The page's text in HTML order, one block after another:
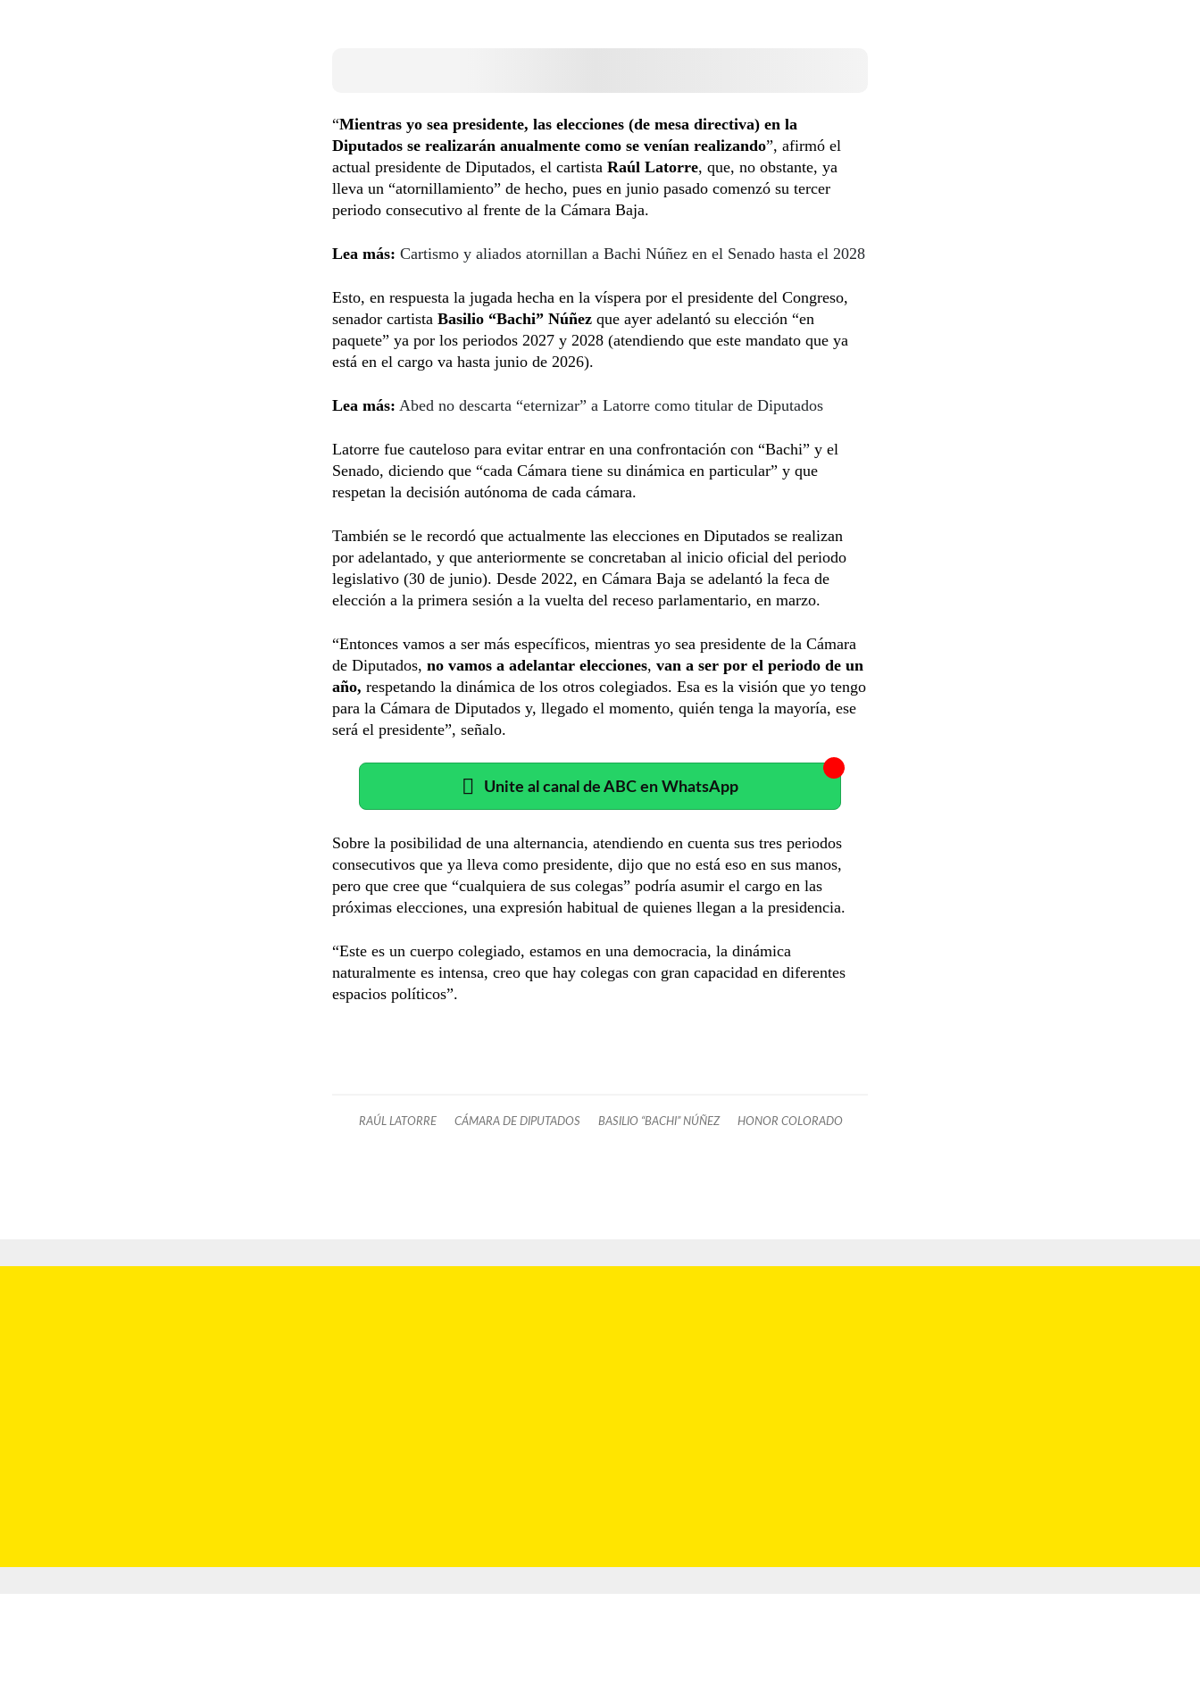
“Mientras yo sea presidente, las elecciones (de mesa directiva) en la
Diputados se realizarán anualmente como se venían realizando”, afirmó el
actual presidente de Diputados, el cartista Raúl Latorre, que, no obstante, ya
lleva un “atornillamiento” de hecho, pues en junio pasado comenzó su tercer
periodo consecutivo al frente de la Cámara Baja.
Lea más: Cartismo y aliados atornillan a Bachi Núñez en el Senado hasta el 2028
Esto, en respuesta la jugada hecha en la víspera por el presidente del Congreso,
senador cartista Basilio “Bachi” Núñez que ayer adelantó su elección “en
paquete” ya por los periodos 2027 y 2028 (atendiendo que este mandato que ya
está en el cargo va hasta junio de 2026).
Lea más: Abed no descarta “eternizar” a Latorre como titular de Diputados
Latorre fue cauteloso para evitar entrar en una confrontación con “Bachi” y el
Senado, diciendo que “cada Cámara tiene su dinámica en particular” y que
respetan la decisión autónoma de cada cámara.
También se le recordó que actualmente las elecciones en Diputados se realizan
por adelantado, y que anteriormente se concretaban al inicio oficial del periodo
legislativo (30 de junio). Desde 2022, en Cámara Baja se adelantó la feca de
elección a la primera sesión a la vuelta del receso parlamentario, en marzo.
“Entonces vamos a ser más específicos, mientras yo sea presidente de la Cámara
de Diputados, no vamos a adelantar elecciones, van a ser por el periodo de un
año, respetando la dinámica de los otros colegiados. Esa es la visión que yo tengo
para la Cámara de Diputados y, llegado el momento, quién tenga la mayoría, ese
será el presidente”, señalo.
Unite al canal de ABC en WhatsApp
Sobre la posibilidad de una alternancia, atendiendo en cuenta sus tres periodos
consecutivos que ya lleva como presidente, dijo que no está eso en sus manos,
pero que cree que “cualquiera de sus colegas” podría asumir el cargo en las
próximas elecciones, una expresión habitual de quienes llegan a la presidencia.
“Este es un cuerpo colegiado, estamos en una democracia, la dinámica
naturalmente es intensa, creo que hay colegas con gran capacidad en diferentes
espacios políticos”.
RAÚL LATORRE CÁMARA DE DIPUTADOS BASILIO “BACHI” NÚÑEZ HONOR COLORADO